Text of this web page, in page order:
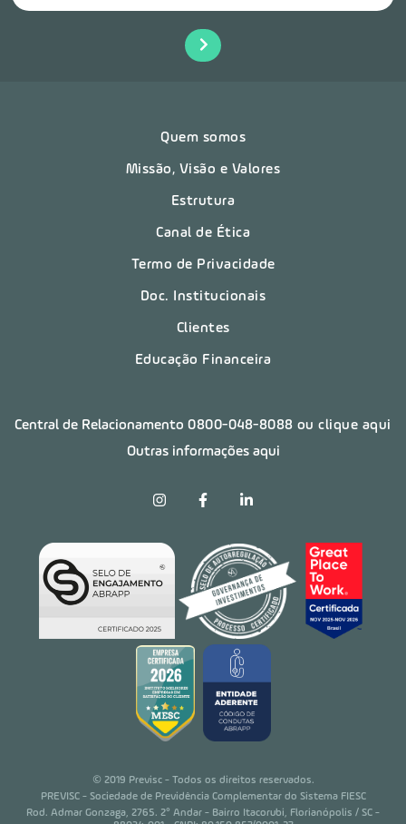
Quem somos
Missão, Visão e Valores
Estrutura
Canal de Ética
Termo de Privacidade
Doc. Institucionais
Clientes
Educação Financeira
Central de Relacionamento0800-048-8088 ou clique aqui
Outras informações aqui
© 2019 Previsc - Todos os direitos reservados.
PREVISC - Sociedade de Previdência Complementar do Sistema FIESC
Rod. Admar Gonzaga, 2765. 2° Andar - Bairro Itacorubi, Florianópolis / SC -